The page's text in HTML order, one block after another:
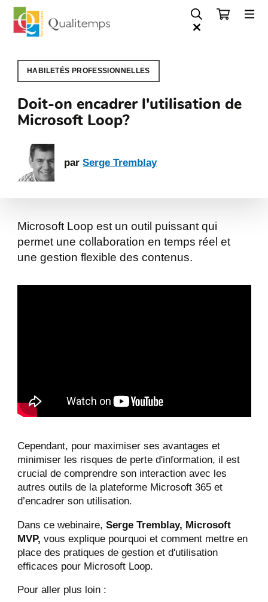
HABILETÉS PROFESSIONNELLES
Doit-on encadrer l'utilisation de
Microsoft Loop?
parSerge Tremblay
Microsoft Loop est un outil puissant qui
permet une collaboration en temps réel et
une gestion flexible des contenus.
Cependant, pour maximiser ses avantages et
minimiser les risques de perte d'information, il est
crucial de comprendre son interaction avec les
autres outils de la plateforme Microsoft 365 et
d’encadrer son utilisation.
Dans ce webinaire, Serge Tremblay, Microsoft
MVP, vous explique pourquoi et comment mettre en
place des pratiques de gestion et d'utilisation
efficaces pour Microsoft Loop.
Pour aller plus loin :